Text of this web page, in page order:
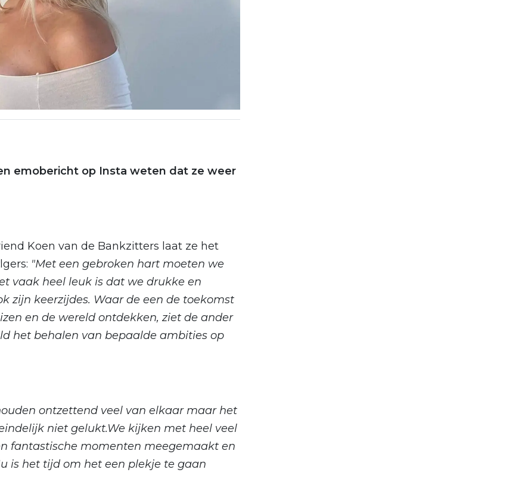
emobericht op Insta weten dat ze weer
Koen van de Bankzitters laat ze het
"Met een gebroken hart moeten we
vaak heel leuk is dat we drukke en
zijn keerzijdes. Waar de een de toekomst
en de wereld ontdekken, ziet de ander
het behalen van bepaalde ambities op
ontzettend veel van elkaar maar het
niet gelukt.We kijken met heel veel
fantastische momenten meegemaakt en
is het tijd om het een plekje te gaan